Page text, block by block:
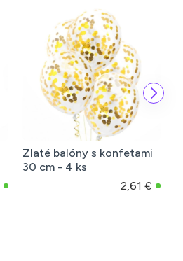
Zlaté balóny s konfetami
30 cm - 4 ks
2,61 €